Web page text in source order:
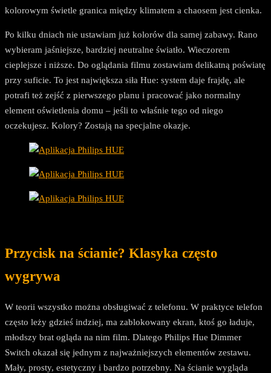
kolorowym świetle granica między klimatem a chaosem jest cienka.
Po kilku dniach nie ustawiam już kolorów dla samej zabawy. Rano
wybieram jaśniejsze, bardziej neutralne światło. Wieczorem
cieplejsze i niższe. Do oglądania filmu zostawiam delikatną poświatę
przy suficie. To jest największa siła Hue: system daje frajdę, ale
potrafi też zejść z pierwszego planu i pracować jako normalny
element oświetlenia domu – jeśli to właśnie tego od niego
oczekujesz. Kolory? Zostają na specjalne okazje.
Przycisk na ścianie? Klasyka często
wygrywa
W teorii wszystko można obsługiwać z telefonu. W praktyce telefon
często leży gdzieś indziej, ma zablokowany ekran, ktoś go ładuje,
młodszy brat ogląda na nim film. Dlatego Philips Hue Dimmer
Switch okazał się jednym z najważniejszych elementów zestawu.
Mały, prosty, estetyczny i bardzo potrzebny. Na ścianie wygląda